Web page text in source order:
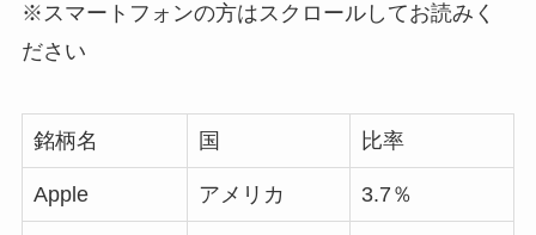
※スマートフォンの方はスクロールしてお読みく
ださい
銘柄名 国 比率
Apple アメリカ 3.7％